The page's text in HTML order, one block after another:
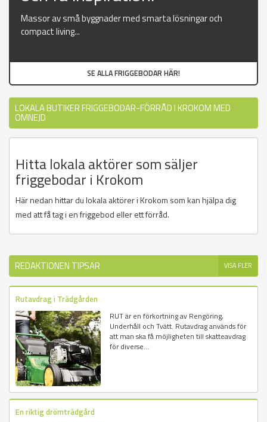
Massor av små byggnader med smarta lösningar och
compact living...
SE ALLA FRIGGEBODAR HÄR!
LOKALA BUTIKER FRIGGEBODAR-FÖRRÅD I KROKOM MED
OMNEJD
Hitta lokala aktörer som säljer
friggebodar i Krokom
Här nedan hittar du lokala aktörer i Krokom som kan hjälpa dig
med att få tag i en friggebod eller ett förråd.
REDAKTIONEN TIPSAR VISA FLER
Rutavdrag i Trädgården
RUT är en förkortning av Rengöring,
Underhåll och Tvätt. Rutavdrag används för
att man ska få möjligheten till skatteavdrag
för diverse...
En riktig drömträdgård